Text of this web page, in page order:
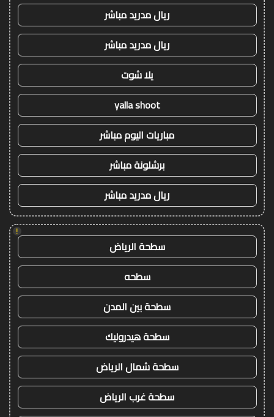
ريال مدريد مباشر
ريال مدريد مباشر
يلا شوت
yalla shoot
مباريات اليوم مباشر
برشلونة مباشر
ريال مدريد مباشر
!
سطحة الرياض
سطحه
سطحة بين المدن
سطحة هيدروليك
سطحة شمال الرياض
سطحة غرب الرياض